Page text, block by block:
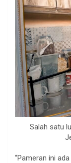
Salah satu
“Pameran ini